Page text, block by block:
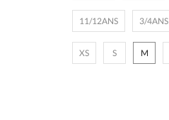
11/12ANS 3/4ANS
XS S M